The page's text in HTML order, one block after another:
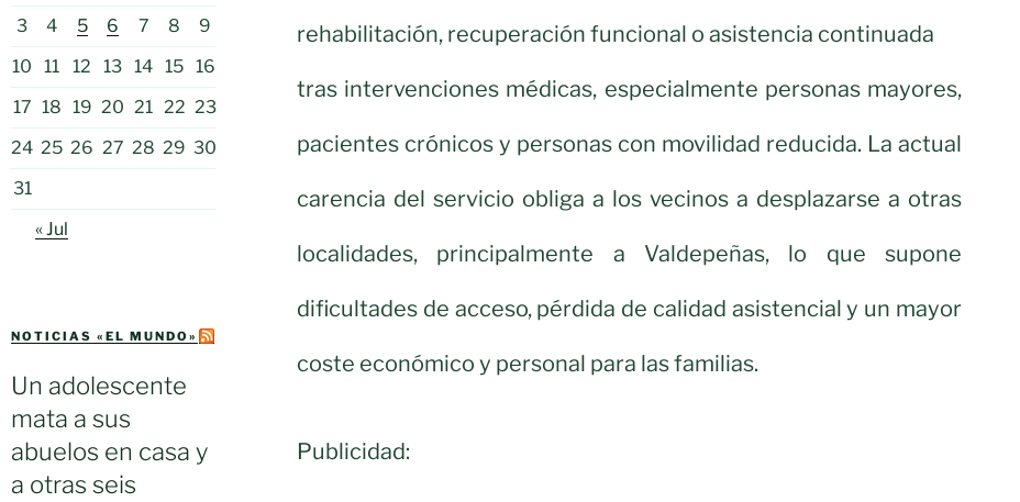
3
4 5 6 7 8
9
10
11 12 13 14 15 16
17 18 19 20 21 22 23
24 25 26 27 28 29 30
31
« Jul
NOTICIAS «EL MUNDO»
Un adolescente
mata a sus
abuelos en casa y
a otras seis
rehabilitación, recuperación funcional o asistencia continuada
tras intervenciones médicas, especialmente personas mayores,
pacientes crónicos y personas con movilidad reducida. La actual
carencia del servicio obliga a los vecinos a desplazarse a otras
localidades, principalmente a Valdepeñas, lo que supone
dificultades de acceso, pérdida de calidad asistencial y un mayor
coste económico y personal para las familias.
Publicidad: